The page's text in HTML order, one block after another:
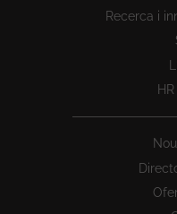
Recerca i